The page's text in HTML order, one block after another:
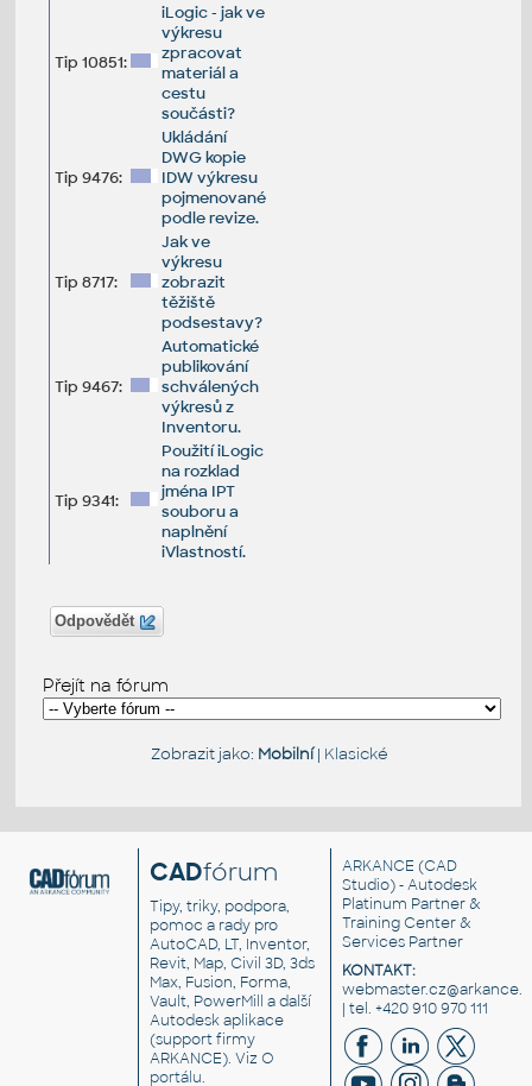
Tip 10851:
iLogic - jak ve
výkresu
zpracovat
materiál a
cestu
součásti?
Tip 9476:
Ukládání
DWG kopie
IDW výkresu
pojmenované
podle revize.
Tip 8717:
Jak ve
výkresu
zobrazit
těžiště
podsestavy?
Tip 9467:
Automatické
publikování
schválených
výkresů z
Inventoru.
Tip 9341:
Použití iLogic
na rozklad
jména IPT
souboru a
naplnění
iVlastností.
Odpovědět
Přejít na fórum
Zobrazit jako: Mobilní| Klasické
CADfórum
Tipy, triky, podpora,
pomoc a rady pro
AutoCAD, LT, Inventor,
Revit, Map, Civil 3D, 3ds
Max, Fusion, Forma,
Vault, PowerMill a další
Autodesk aplikace
(support firmy
ARKANCE). VizO
portálu.
ARKANCE (CAD
Studio) - Autodesk
Platinum Partner &
Training Center &
Services Partner
KONTAKT:
| tel. +420 910 970 111